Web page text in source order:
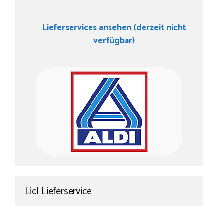
Lieferservices ansehen (derzeit nicht
verfügbar)
Lidl Lieferservice